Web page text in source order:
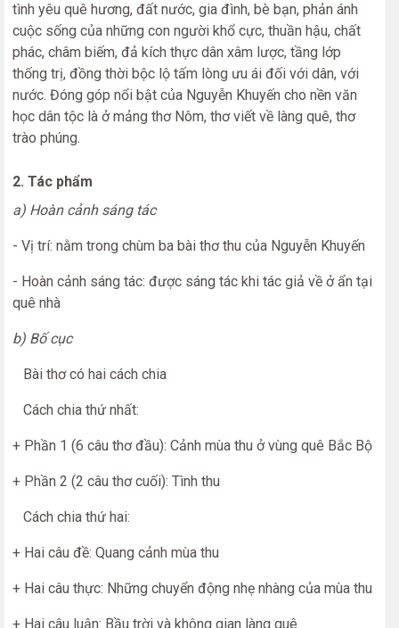
tình yêu quê hương, đất nước, gia đình, bè bạn, phản ánh
cuộc sống của những con người khổ cực, thuần hậu, chất
phác, châm biếm, đả kích thực dân xâm lược, tầng lớp
thống trị, đồng thời bộc lộ tấm lòng ưu ái đối với dân, với
nước. Đóng góp nổi bật của Nguyễn Khuyến cho nền văn
học dân tộc là ở mảng thơ Nôm, thơ viết về làng quê, thơ
trào phúng.
2. Tác phẩm
a) Hoàn cảnh sáng tác
- Vị trí: nằm trong chùm ba bài thơ thu của Nguyễn Khuyến
- Hoàn cảnh sáng tác: được sáng tác khi tác giả về ở ẩn tại
quê nhà
b) Bố cục
Bài thơ có hai cách chia
Cách chia thứ nhất:
+ Phần 1 (6 câu thơ đầu): Cảnh mùa thu ở vùng quê Bắc Bộ
+ Phần 2 (2 câu thơ cuối): Tình thu
Cách chia thứ hai:
+ Hai câu đề: Quang cảnh mùa thu
+ Hai câu thực: Những chuyển động nhẹ nhàng của mùa thu
+ Hai câu luận: Bầu trời và không gian làng quê